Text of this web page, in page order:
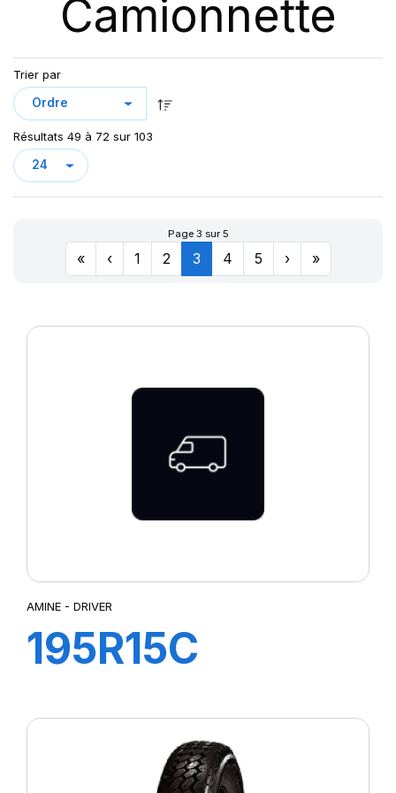
GREEN MAX VAN
LC/R
LLA08
LLR666
LMC4
LT/R
MAXMILER PRO
MAXMILLER-X
Camionnette
Trier par
Résultats 49 à 72 sur 103
Page 3 sur 5
« ‹ 1 2 3 4 5 › »
AMINE - DRIVER
195R15C
DRIVER